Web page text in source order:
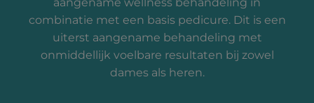
combinatie met een basis pedicure. Dit is een
uiterst aangename behandeling met
onmiddellijk voelbare resultaten bij zowel
dames als heren.